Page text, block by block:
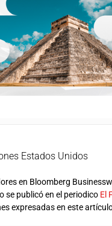
Estados Unidos
en Bloomberg
se publicó en el periodico El
expresadas en este